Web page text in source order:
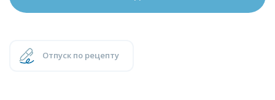
Отпуск по рецепту